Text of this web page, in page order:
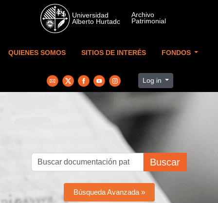
Skip to main content
QUIENES SOMOS SITIOS DE INTERÉS FONDOS
Log in
Buscar
Búsqueda Avanzada »